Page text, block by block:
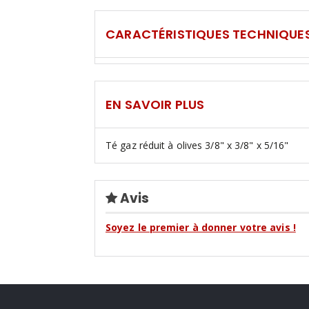
CARACTÉRISTIQUES
EN SAVOIR PLUS
Té gaz réduit à olives 3/8" x 3/8" x 5/16"
Avis
Soyez le premier à donner votre avis !